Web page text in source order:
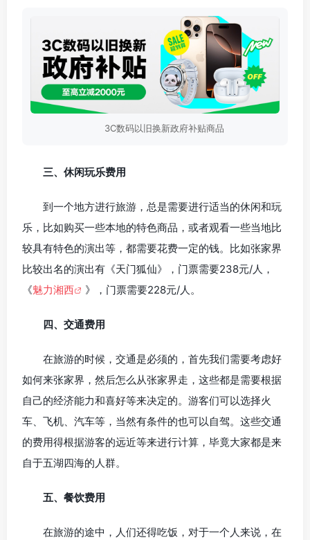
3C数码以旧换新政府补贴商品
三、休闲玩乐费用
到一个地方进行旅游，总是需要进行适当的休闲和玩
乐，比如购买一些本地的特色商品，或者观看一些当地比
较具有特色的演出等，都需要花费一定的钱。比如张家界
比较出名的演出有《天门狐仙》，门票需要238元/人，
《魅力湘西 》，门票需要228元/人。
四、交通费用
在旅游的时候，交通是必须的，首先我们需要考虑好
如何来张家界，然后怎么从张家界走，这些都是需要根据
自己的经济能力和喜好等来决定的。游客们可以选择火
车、飞机、汽车等，当然有条件的也可以自驾。这些交通
的费用得根据游客的远近等来进行计算，毕竟大家都是来
自于五湖四海的人群。
五、餐饮费用
在旅游的途中，人们还得吃饭，对于一个人来说，在